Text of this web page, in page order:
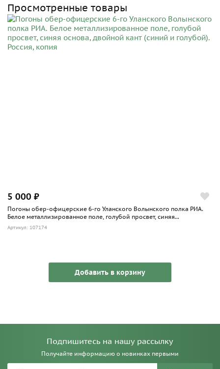
Просмотренные товары
5 000 ₽
Погоны обер-офицерские 6-го Уланского Волынского полка РИА.
Белое металлизированное поле, голубой просвет, синяя...
Артикул: 107174
Добавить в корзину
Подпишитесь на нашу рассылку
Получайте информацию о новинках первыми